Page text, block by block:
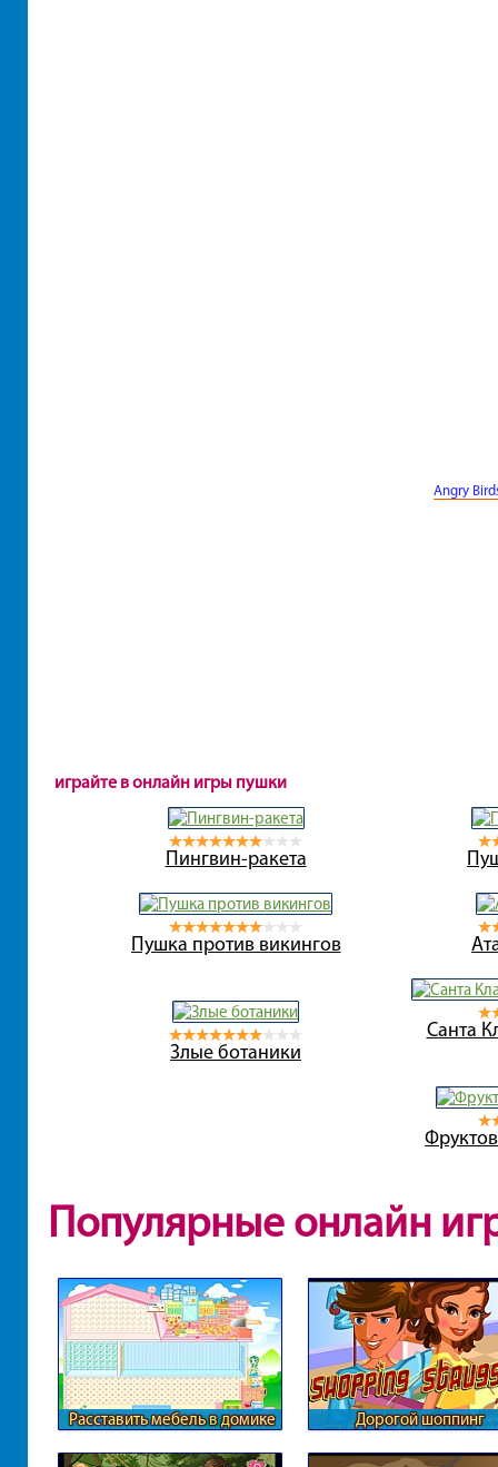
Angry
играйте в онлайн игры пушки
Пингвин-ракета
Пушка против викингов
Злые ботаники
Санта
Популярные онлайн
Расставить мебель в домике
Дорогой шоппинг